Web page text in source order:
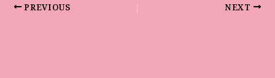
PREVIOUS NEXT